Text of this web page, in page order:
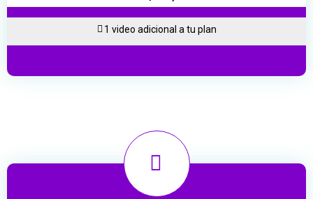
1 video adicional a tu plan